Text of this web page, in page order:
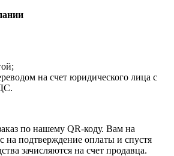
на счет юридического лица с
по нашему QR-коду. Вам на
на подтверждение оплаты и спустя
зачисляются на счет продавца.